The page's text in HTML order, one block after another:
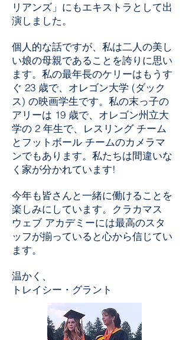
リアンズ」にもエキストラとして出
演しました。
個人的な話ですが、私は二人の美し
い娘の母親であることを誇りに思い
ます。私の最年長のケリーはもうす
ぐ 23 歳で、オレゴン大学 (ダック
ス) の映画学生です。私の末っ子の
アリーは 19 歳で、オレゴン州立大
学の 2 年生で、レスリング チーム
とフットボール チームのカメラマ
ンでもあります。私たちは間違いな
く家が分かれています!
今年も皆さんと一緒に働けることを
楽しみにしています。クラカマス
ウェブ アカデミーには最高のスタ
ッフが揃っていると心から信じてい
ます。
温かく、
トレイシー・グラント